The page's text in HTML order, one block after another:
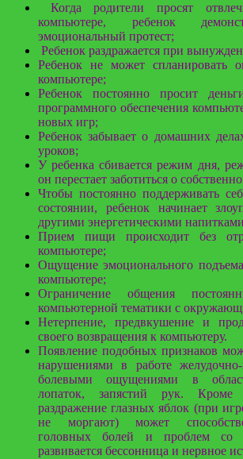
Когда родители просят
компьютере, ребенок
эмоциональный протест;
Ребенок раздражается при
Ребенок не может спланировать
компьютере;
Ребенок постоянно просит
программного обеспечения
новых игр;
Ребенок забывает о домашних
уроков;
У ребенка сбивается режим дня,
он перестает заботиться о
Чтобы постоянно поддерживать
состоянии, ребенок начинает
другими энергетическими
Прием пищи происходит без
компьютере;
Ощущение эмоционального
компьютере;
Ограничение общения
компьютерной тематики с
Нетерпение, предвкушение и
своего возвращения к компьютеру.
Появление подобных признаков
нарушениями в работе желудочно-
болевыми ощущениями в
лопаток, запястий рук. Кроме
раздражение глазных яблок (при
не моргают) может
головных болей и проблем со
развивается бессонница и нервное